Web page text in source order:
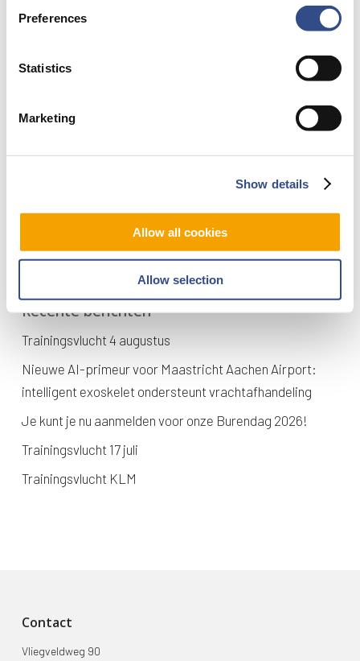
Preferences
Statistics
Marketing
Show details
Allow all cookies
Allow selection
Geldig rijbewijs
Recente berichten
Trainingsvlucht 4 augustus
Nieuwe AI-primeur voor Maastricht Aachen Airport:
intelligent exoskelet ondersteunt vrachtafhandeling
Je kunt je nu aanmelden voor onze Burendag 2026!
Trainingsvlucht 17 juli
Trainingsvlucht KLM
Contact
Vliegveldweg 90